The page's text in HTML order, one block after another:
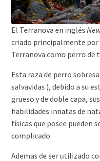
El Terranova en inglés
criado principalmente por
Terranova como perro de
Esta raza de perro
salvavidas ), debido a su
grueso y de doble capa,
habilidades innatas de
físicas que posee pueden
complicado.
Ademas de ser utilizado